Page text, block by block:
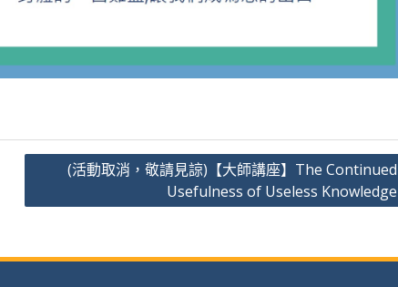
(活動取消，敬請見諒)【大師講座】The Continued
Usefulness of Useless Knowledge